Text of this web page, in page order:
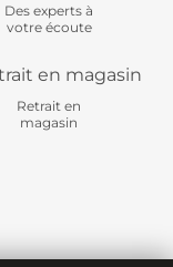
Des experts à
votre écoute
Retrait en
magasin